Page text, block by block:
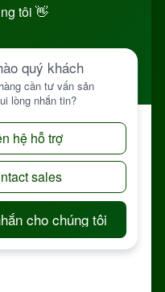
GỐC RÕ RÀNG